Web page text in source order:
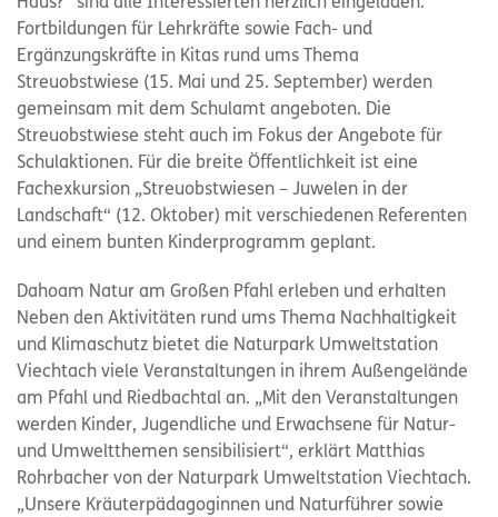
Fortbildungen für Lehrkräfte sowie Fach- und
Ergänzungskräfte in Kitas rund ums Thema
Streuobstwiese (15. Mai und 25. September) werden
gemeinsam mit dem Schulamt angeboten. Die
Streuobstwiese steht auch im Fokus der Angebote für
Schulaktionen. Für die breite Öffentlichkeit ist eine
Fachexkursion „Streuobstwiesen – Juwelen in der
Landschaft“ (12. Oktober) mit verschiedenen Referenten
und einem bunten Kinderprogramm geplant.
Dahoam Natur am Großen Pfahl erleben und erhalten
Neben den Aktivitäten rund ums Thema Nachhaltigkeit
und Klimaschutz bietet die Naturpark Umweltstation
Viechtach viele Veranstaltungen in ihrem Außengelände
am Pfahl und Riedbachtal an. „Mit den Veranstaltungen
werden Kinder, Jugendliche und Erwachsene für Natur-
und Umweltthemen sensibilisiert“, erklärt Matthias
Rohrbacher von der Naturpark Umweltstation Viechtach.
„Unsere Kräuterpädagoginnen und Naturführer sowie